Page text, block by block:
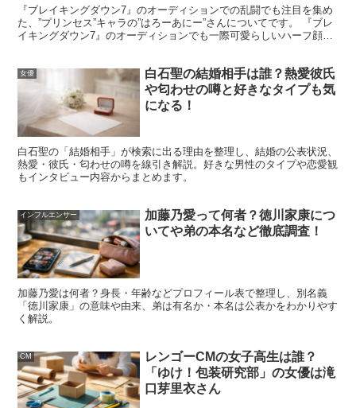
習い事でもあります。
ここでは「いつから」「何がすごいと言われるのか」「俳
優としてどう生きるのか」を、分かりやすく整理します。
井本彩花のバレエ歴はいつから？続けた年数が与
える説得力
バレエは、早い時期から始めるほど柔軟性や基礎姿勢が身
につきやすいと言われます。井本彩花さんも早い段階から
取り組んできたとされ、長く続けた経験が“身体の土台”と
して残りやすいです。
舞台や映像では、立ち姿や歩き方、手先の動きなど、細部
く、画面映えにつながることがあります。
『ブレイキングダウン7』のオーディションでの乱闘でも注目を集め
た、”プリンセス”キャラの”はろーあにー”さんについてです。 『ブレ
イキングダウン7』のオーディションでも一際可愛らしいハーフ顔
女優
白石聖の結婚相手は誰？熱愛彼氏
や匂わせの噂と好きなタイプも気
になる！
白石聖の「結婚相手」が検索に出る理由を整理し、結婚の公表状況、
熱愛・彼氏・匂わせの噂を線引き解説。好きな男性のタイプや恋愛観
もインタビュー内容からまとめます。
インフルエンサー
加藤乃愛って何者？徳川家康につ
いてや弟の本名など徹底調査！
加藤乃愛は何者？身長・年齢などプロフィール表で整理し、別名義
「徳川家康」の意味や由来、弟は有名か・本名は公表かをわかりやす
く解説。
CM
レンゴーCMの女子高生は誰？
「ゆけ！包装研究部」の女優は滝
口芽里衣さん